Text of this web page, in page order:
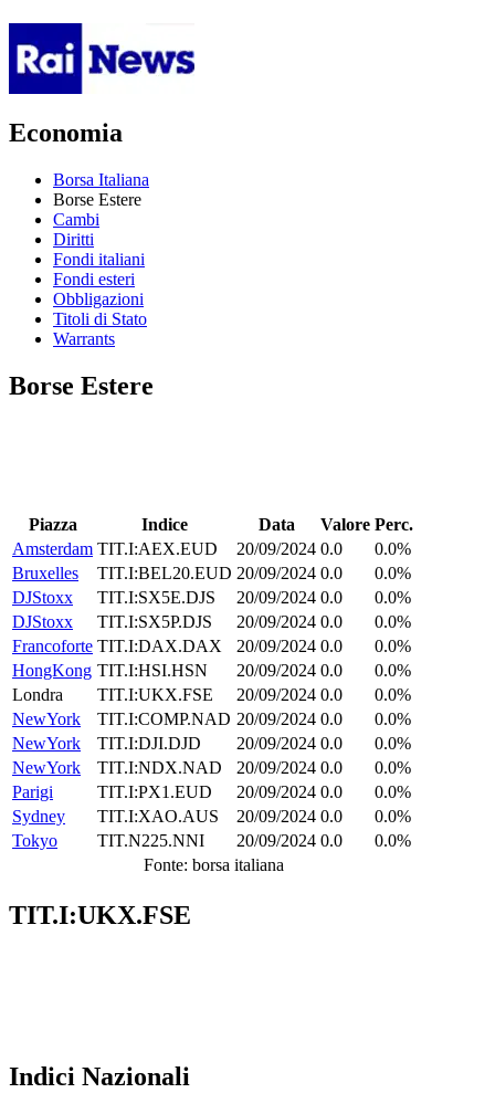
Economia
Borsa Italiana
Borse Estere
Cambi
Diritti
Fondi italiani
Fondi esteri
Obbligazioni
Titoli di Stato
Warrants
Borse Estere
Piazza Indice Data Valore Perc.
Amsterdam TIT.I:AEX.EUD 20/09/2024 0.0
0.0%
Bruxelles
TIT.I:BEL20.EUD 20/09/2024 0.0
0.0%
DJStoxx
TIT.I:SX5E.DJS 20/09/2024 0.0
0.0%
DJStoxx
TIT.I:SX5P.DJS 20/09/2024 0.0
0.0%
Francoforte TIT.I:DAX.DAX 20/09/2024 0.0
0.0%
HongKong TIT.I:HSI.HSN 20/09/2024 0.0
0.0%
Londra
TIT.I:UKX.FSE 20/09/2024 0.0
0.0%
NewYork
TIT.I:COMP.NAD 20/09/2024 0.0
0.0%
NewYork
TIT.I:DJI.DJD 20/09/2024 0.0
0.0%
NewYork
TIT.I:NDX.NAD 20/09/2024 0.0
0.0%
Parigi
TIT.I:PX1.EUD 20/09/2024 0.0
0.0%
Sydney
TIT.I:XAO.AUS 20/09/2024 0.0
0.0%
Tokyo
TIT.N225.NNI 20/09/2024 0.0
0.0%
Fonte: borsa italiana
TIT.I:UKX.FSE
Indici Nazionali